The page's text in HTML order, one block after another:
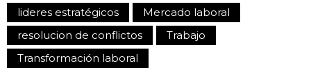
lideres estratégicos
Mercado laboral
resolucion de conflictos
Trabajo
Transformación laboral